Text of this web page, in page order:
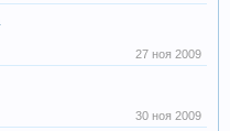
27 ноя 2009
30 ноя 2009